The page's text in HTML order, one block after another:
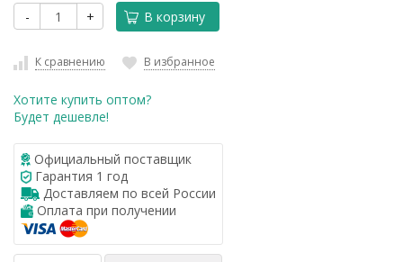
- + В корзину
К сравнению В избранное
Хотите купить оптом?
Будет дешевле!
Официальный поставщик
Гарантия 1 год
Доставляем по всей России
Оплата при получении